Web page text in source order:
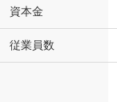
資本金
従業員数